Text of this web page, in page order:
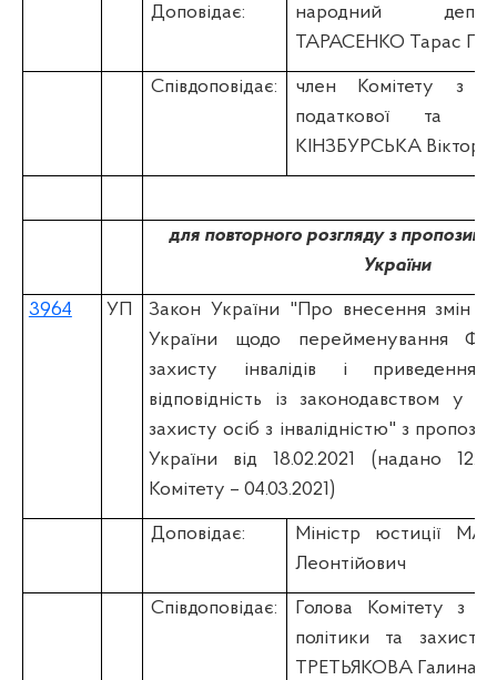
Доповідає:
народний
ТАРАСЕНКО Тарас
Співдоповідає:
член Комітету з
податкової та
КІНЗБУРСЬКА
для повторного розгляду з
України
3964 УП
Закон України "Про внесення змін
України щодо перейменування
захисту інвалідів і приведення
відповідність із законодавством у
захисту осіб з інвалідністю" з
України від 18.02.2021 (надано
Комітету – 04.03.2021)
Доповідає:
Міністр юстиції
Леонтійович
Співдоповідає:
Голова Комітету з
політики та
ТРЕТЬЯКОВА Галина